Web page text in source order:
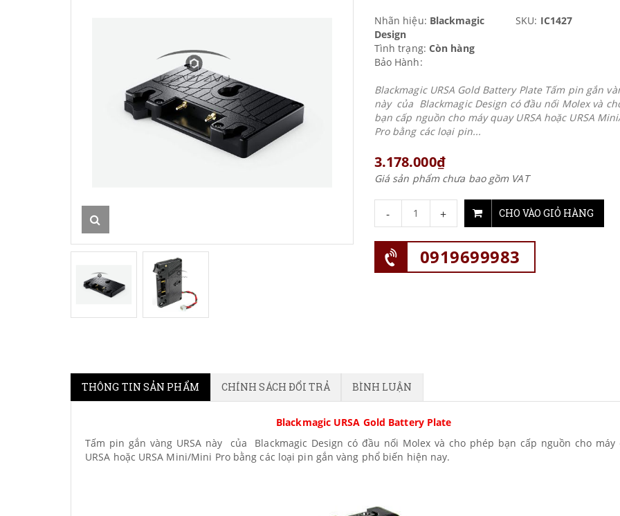
Nhãn hiệu: Blackmagic
Design
SKU: IC1427
Tình trạng: Còn hàng
Bảo Hành:
Blackmagic URSA Gold Battery Plate Tấm pin gắn
này của Blackmagic Design có đầu nối Molex và
bạn cấp nguồn cho máy quay URSA hoặc URSA
Pro bằng các loại pin...
3.178.000₫
Giá sản phẩm chưa bao gồm VAT
- + CHO VÀO GIỎ HÀNG
0919699983
THÔNG TIN SẢN PHẨM CHÍNH SÁCH ĐỔI TRẢ BÌNH LUẬN
Blackmagic URSA Gold Battery Plate
Tấm pin gắn vàng URSA này của Blackmagic Design có đầu nối Molex và cho phép bạn cấp nguồn cho máy
URSA hoặc URSA Mini/Mini Pro bằng các loại pin gắn vàng phổ biến hiện nay.